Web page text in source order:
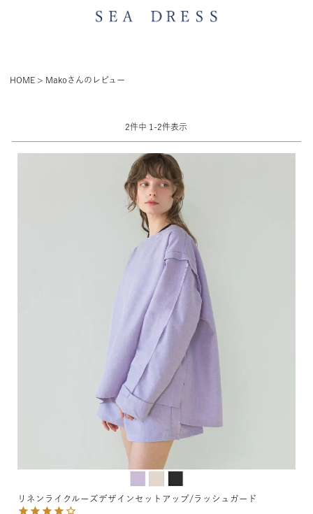
HOME Makoさんのレビュー
2件中 1 -2件表示
リネンライクルーズデザインセットアップ/ラッシュガード